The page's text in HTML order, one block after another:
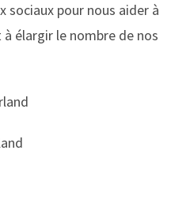
sociaux pour nous aider à
élargir le nombre de nos